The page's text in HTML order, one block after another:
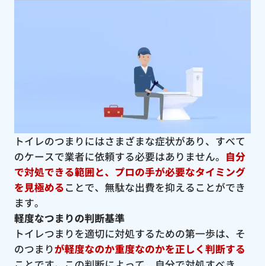
トイレのつまりにはさまざまな症状があり、すべて
のケースで業者に依頼する必要はありません。 自分
で対処できる範囲と、プロの手が必要なタイミング
を見極めることで、無駄な出費を抑えることができ
ます。
軽度なつまりの判断基準
トイレつまりを適切に対処するための第一歩は、そ
のつまりが軽度なのか重度なのかを正しく判断する